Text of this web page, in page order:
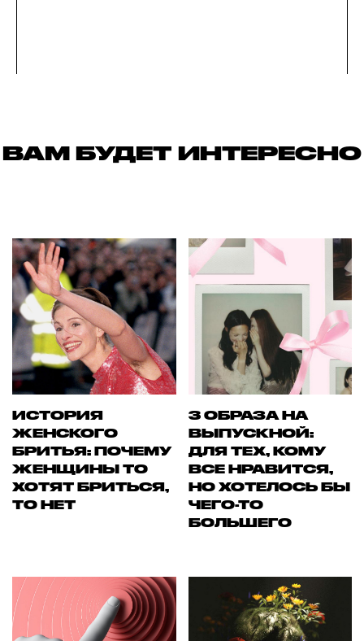
ВАМ БУДЕТ ИНТЕРЕСНО
ИСТОРИЯ
ЖЕНСКОГО
БРИТЬЯ: ПОЧЕМУ
ЖЕНЩИНЫ ТО
ХОТЯТ БРИТЬСЯ,
ТО НЕТ
3 ОБРАЗА НА
ВЫПУСКНОЙ:
ДЛЯ ТЕХ, КОМУ
ВСЕ НРАВИТСЯ,
НО ХОТЕЛОСЬ БЫ
ЧЕГО-ТО
БОЛЬШЕГО